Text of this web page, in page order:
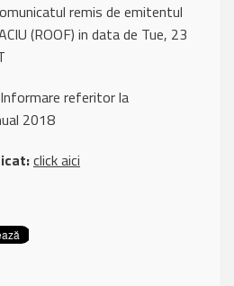
remis de emitentul
(ROOF) in data de Tue, 23
Informare referitor la
2018
click aici